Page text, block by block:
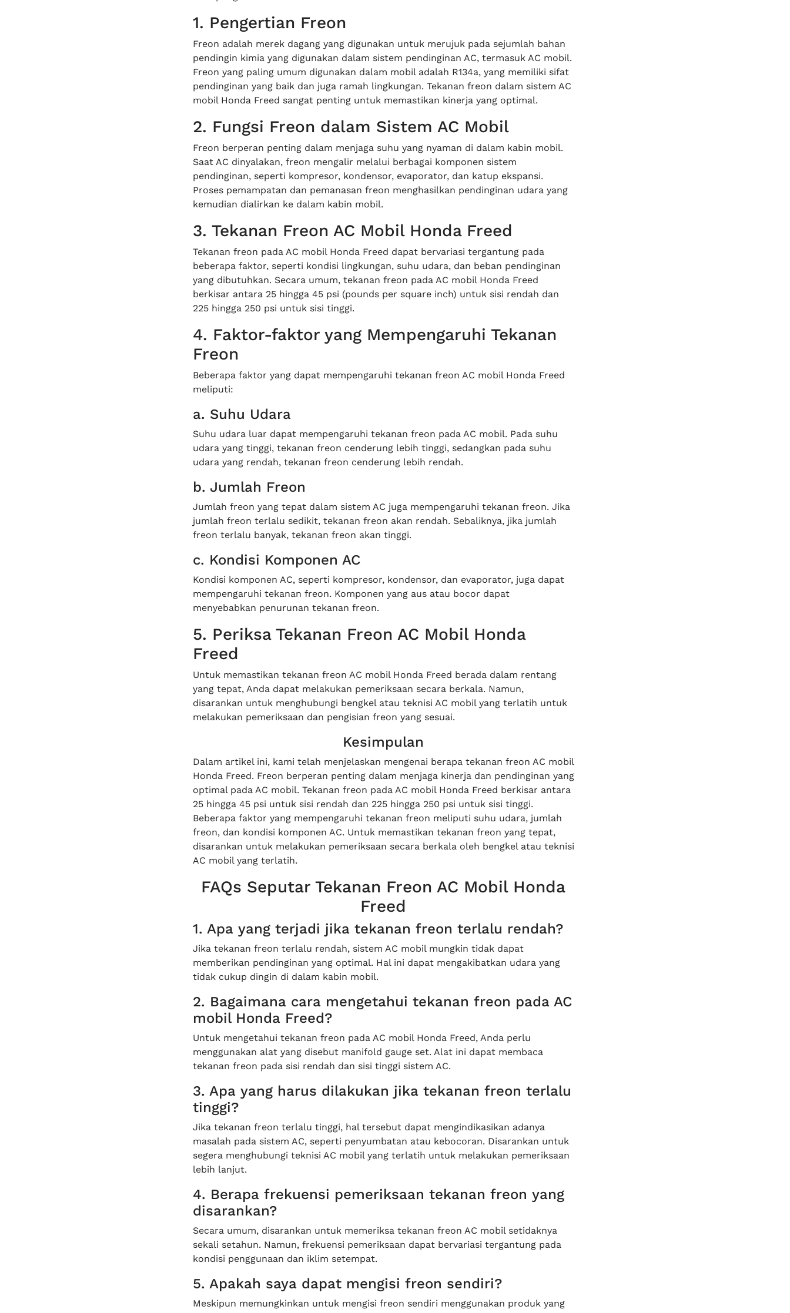
1. Pengertian Freon
Freon adalah merek dagang yang digunakan untuk merujuk pada sejumlah bahan
pendingin kimia yang digunakan dalam sistem pendinginan AC, termasuk AC mobil.
Freon yang paling umum digunakan dalam mobil adalah R134a, yang memiliki sifat
pendinginan yang baik dan juga ramah lingkungan. Tekanan freon dalam sistem AC
mobil Honda Freed sangat penting untuk memastikan kinerja yang optimal.
2. Fungsi Freon dalam Sistem AC Mobil
Freon berperan penting dalam menjaga suhu yang nyaman di dalam kabin mobil.
Saat AC dinyalakan, freon mengalir melalui berbagai komponen sistem
pendinginan, seperti kompresor, kondensor, evaporator, dan katup ekspansi.
Proses pemampatan dan pemanasan freon menghasilkan pendinginan udara yang
kemudian dialirkan ke dalam kabin mobil.
3. Tekanan Freon AC Mobil Honda Freed
Tekanan freon pada AC mobil Honda Freed dapat bervariasi tergantung pada
beberapa faktor, seperti kondisi lingkungan, suhu udara, dan beban pendinginan
yang dibutuhkan. Secara umum, tekanan freon pada AC mobil Honda Freed
berkisar antara 25 hingga 45 psi (pounds per square inch) untuk sisi rendah dan
225 hingga 250 psi untuk sisi tinggi.
4. Faktor-faktor yang Mempengaruhi Tekanan
Freon
Beberapa faktor yang dapat mempengaruhi tekanan freon AC mobil Honda Freed
meliputi:
a. Suhu Udara
Suhu udara luar dapat mempengaruhi tekanan freon pada AC mobil. Pada suhu
udara yang tinggi, tekanan freon cenderung lebih tinggi, sedangkan pada suhu
udara yang rendah, tekanan freon cenderung lebih rendah.
b. Jumlah Freon
Jumlah freon yang tepat dalam sistem AC juga mempengaruhi tekanan freon. Jika
jumlah freon terlalu sedikit, tekanan freon akan rendah. Sebaliknya, jika jumlah
freon terlalu banyak, tekanan freon akan tinggi.
c. Kondisi Komponen AC
Kondisi komponen AC, seperti kompresor, kondensor, dan evaporator, juga dapat
mempengaruhi tekanan freon. Komponen yang aus atau bocor dapat
menyebabkan penurunan tekanan freon.
5. Periksa Tekanan Freon AC Mobil Honda
Freed
Untuk memastikan tekanan freon AC mobil Honda Freed berada dalam rentang
yang tepat, Anda dapat melakukan pemeriksaan secara berkala. Namun,
disarankan untuk menghubungi bengkel atau teknisi AC mobil yang terlatih untuk
melakukan pemeriksaan dan pengisian freon yang sesuai.
Kesimpulan
Dalam artikel ini, kami telah menjelaskan mengenai berapa tekanan freon AC mobil
Honda Freed. Freon berperan penting dalam menjaga kinerja dan pendinginan yang
optimal pada AC mobil. Tekanan freon pada AC mobil Honda Freed berkisar antara
25 hingga 45 psi untuk sisi rendah dan 225 hingga 250 psi untuk sisi tinggi.
Beberapa faktor yang mempengaruhi tekanan freon meliputi suhu udara, jumlah
freon, dan kondisi komponen AC. Untuk memastikan tekanan freon yang tepat,
disarankan untuk melakukan pemeriksaan secara berkala oleh bengkel atau teknisi
AC mobil yang terlatih.
FAQs Seputar Tekanan Freon AC Mobil Honda
Freed
1. Apa yang terjadi jika tekanan freon terlalu rendah?
Jika tekanan freon terlalu rendah, sistem AC mobil mungkin tidak dapat
memberikan pendinginan yang optimal. Hal ini dapat mengakibatkan udara yang
tidak cukup dingin di dalam kabin mobil.
2. Bagaimana cara mengetahui tekanan freon pada AC
mobil Honda Freed?
Untuk mengetahui tekanan freon pada AC mobil Honda Freed, Anda perlu
menggunakan alat yang disebut manifold gauge set. Alat ini dapat membaca
tekanan freon pada sisi rendah dan sisi tinggi sistem AC.
3. Apa yang harus dilakukan jika tekanan freon terlalu
tinggi?
Jika tekanan freon terlalu tinggi, hal tersebut dapat mengindikasikan adanya
masalah pada sistem AC, seperti penyumbatan atau kebocoran. Disarankan untuk
segera menghubungi teknisi AC mobil yang terlatih untuk melakukan pemeriksaan
lebih lanjut.
4. Berapa frekuensi pemeriksaan tekanan freon yang
disarankan?
Secara umum, disarankan untuk memeriksa tekanan freon AC mobil setidaknya
sekali setahun. Namun, frekuensi pemeriksaan dapat bervariasi tergantung pada
kondisi penggunaan dan iklim setempat.
5. Apakah saya dapat mengisi freon sendiri?
Meskipun memungkinkan untuk mengisi freon sendiri menggunakan produk yang